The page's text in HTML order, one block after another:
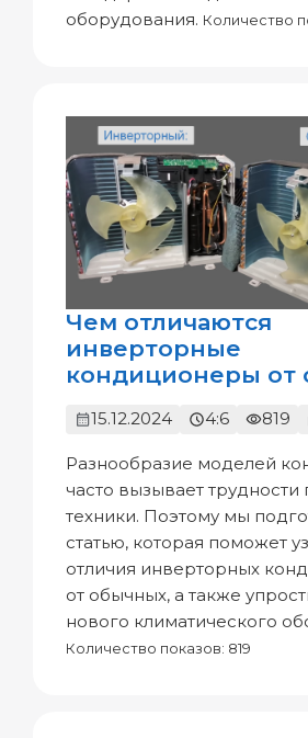
оборудования. Количество
Чем отличаются
инверторные
кондиционеры от
15.12.2024 4:6 819
Разнообразие моделей
часто вызывает
техники. Поэтому мы
статью, которая поможет
отличия инверторных
от обычных, а также
нового климатического
Количество показов: 819